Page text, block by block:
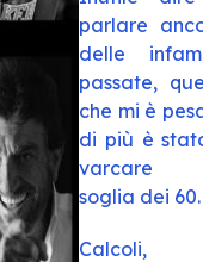
parlare
delle
passate,
che mi è
di più è
varcare
soglia dei
Calcoli,